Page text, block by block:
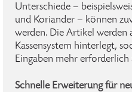
Unterschiede –
und Koriander – können
werden. Die Artikel werden
Kassensystem hinterlegt,
Eingaben mehr erforderlich
Schnelle Erweiterung für